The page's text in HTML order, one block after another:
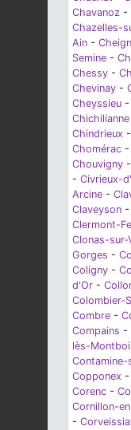
Chavanoz -
Chazelles-
Ain -
Semine -
Chessy -
Chevinay -
Cheyssieu -
Chichilianne
Chindrieux -
Chomérac -
Chouvigny -
- Civrieux-
Arcine -
Claveyson -
Clermont-
Clonas-sur-
Gorges -
Coligny -
d'Or -
Colombier-
Combre -
Compains -
lès-
Contamine-
Copponex -
Corenc -
Cornillon-
-